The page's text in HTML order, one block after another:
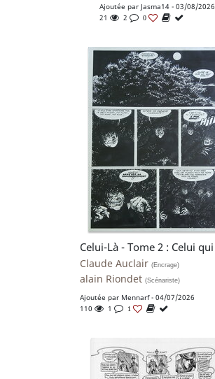
Ajoutée par Jasma14- 03/08/2026
21
2 0
Claude Auclair (Encrage)
alain Riondet (Scénariste)
Ajoutée par Mennarf- 04/07/2026
110
1 1